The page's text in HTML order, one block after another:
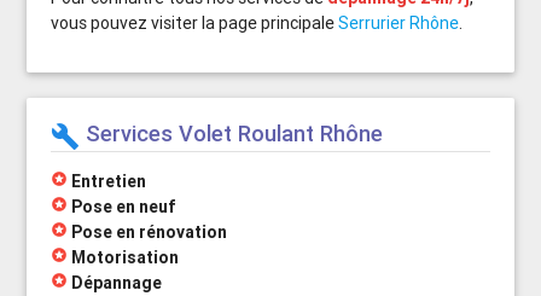
vous pouvez visiter la page principaleSerrurier Rhône.
build Services Volet Roulant Rhône
stars Entretien
stars Pose en neuf
stars Pose en rénovation
stars Motorisation
stars Dépannage